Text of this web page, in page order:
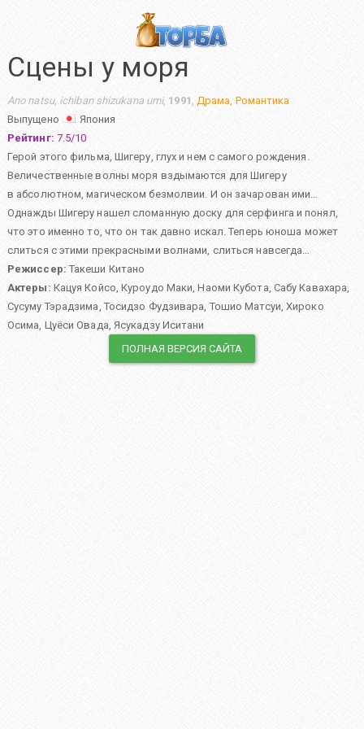
Сцены у моря
Ano natsu, ichiban shizukana umi, 1991 , Драма, Романтика
Выпущено
Япония
Рейтинг: 7.5/10
Герой этого фильма, Шигеру, глух и нем с самого рождения.
Величественные волны моря вздымаются для Шигеру
в абсолютном, магическом безмолвии. И он зачарован ими…
Однажды Шигеру нашел сломанную доску для серфинга и понял,
что это именно то, что он так давно искал. Теперь юноша может
слиться с этими прекрасными волнами, слиться навсегда…
Режиссер: Такеши Китано
Актеры: Кацуя Койсо,Куроудо Маки,Наоми Кубота, Сабу Кавахара,
Сусуму Тэрадзима,Тосидзо Фудзивара,Тошио Матсуи,Хироко
Осима, Цуёси Овада, Ясукадзу Иситани
ПОЛНАЯ ВЕРСИЯ САЙТА